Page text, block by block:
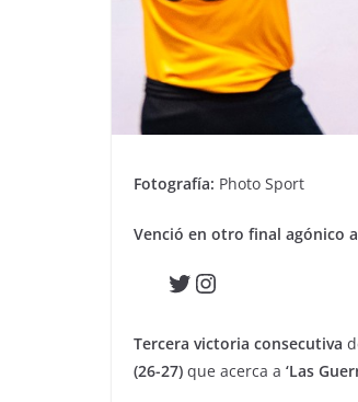
Fotografía: Photo Sport
Venció en otro final agónico
Twitter
Instagram
Tercera victoria consecutiva
(26-27) que acerca a ‘Las